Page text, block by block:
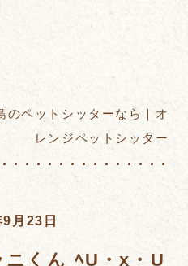
のペットシッターなら｜オ
レンジペットシッター
月23日
ニくん ﾍU・x・U